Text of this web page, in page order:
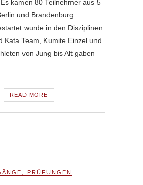
kamen 80 Teilnehmer aus 5
und Brandenburg
wurde in den Disziplinen
Kata Team, Kumite Einzel und
von Jung bis Alt gaben
READ MORE
PRÜFUNGEN